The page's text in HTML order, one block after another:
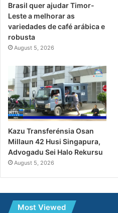
Brasil quer ajudar Timor-
Leste a melhorar as
variedades de café arábica e
robusta
August 5, 2026
Kazu Transferénsia Osan
Millaun 42 Husi Singapura,
Advogadu Sei Halo Rekursu
August 5, 2026
Most Viewed